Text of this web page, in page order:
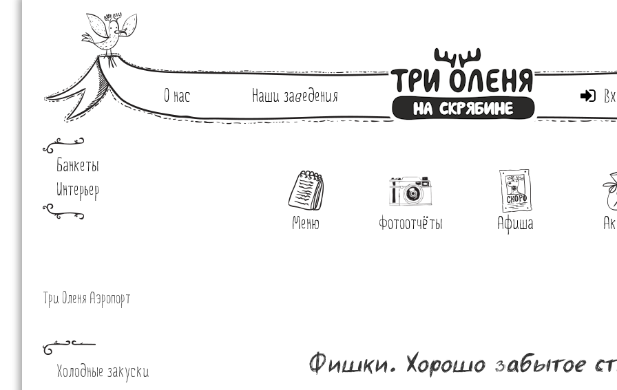
О нас Наши заведения
Банкеты
Интерьер
Меню
Фотоотчёты Афиша
Три Оленя Аэропорт
Холодные закуски
Фишки. Хорошо забытое